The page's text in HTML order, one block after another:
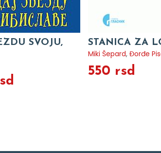
SVOJU,
STANICA ZA
Miki Šepard, Đorđe
550 rsd